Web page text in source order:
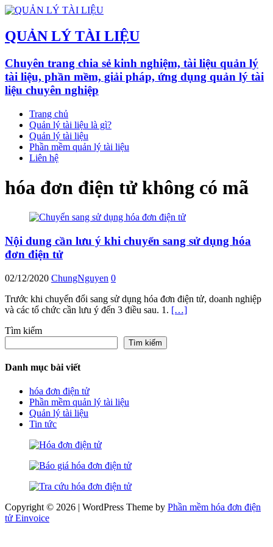
QUẢN LÝ TÀI LIỆU
Chuyên trang chia sẻ kinh nghiệm, tài liệu quản lý
tài liệu, phần mềm, giải pháp, ứng dụng quản lý tài
liệu chuyên nghiệp
Trang chủ
Quản lý tài liệu là gì?
Quản lý tài liệu
Phần mềm quản lý tài liệu
Liên hệ
hóa đơn điện tử không có mã
Nội dung cần lưu ý khi chuyển sang sử dụng hóa
đơn điện tử
02/12/2020 ChungNguyen 0
Trước khi chuyển đổi sang sử dụng hóa đơn điện tử, doanh nghiệp
và các tổ chức cần lưu ý đến 3 điều sau. 1. […]
Tìm kiếm
Tìm kiếm
Danh mục bài viết
hóa đơn điện tử
Phần mềm quản lý tài liệu
Quản lý tài liệu
Tin tức
Copyright © 2026 | WordPress Theme by Phần mềm hóa đơn điện
tử Einvoice